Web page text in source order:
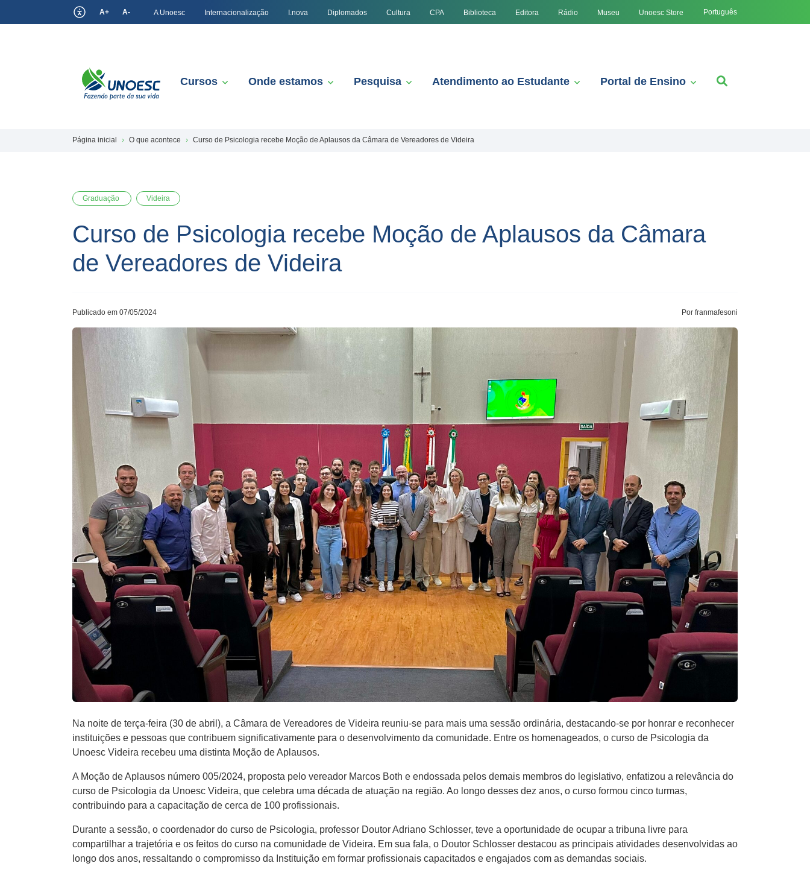
A+ A- A Unoesc Internacionalização I.nova Diplomados Cultura CPA Biblioteca Editora Rádio Museu Unoesc Store Português
Cursos Onde estamos Pesquisa Atendimento ao Estudante Portal de Ensino
Página inicial O que acontece Curso de Psicologia recebe Moção de Aplausos da Câmara de Vereadores de Videira
Graduação Videira
Curso de Psicologia recebe Moção de Aplausos da Câmara
de Vereadores de Videira
Publicado em 07/05/2024 Por franmafesoni
Na noite de terça-feira (30 de abril), a Câmara de Vereadores de Videira reuniu-se para mais uma sessão ordinária, destacando-se por honrar e reconhecer
instituições e pessoas que contribuem significativamente para o desenvolvimento da comunidade. Entre os homenageados, o curso de Psicologia da
Unoesc Videira recebeu uma distinta Moção de Aplausos.
A Moção de Aplausos número 005/2024, proposta pelo vereador Marcos Both e endossada pelos demais membros do legislativo, enfatizou a relevância do
curso de Psicologia da Unoesc Videira, que celebra uma década de atuação na região. Ao longo desses dez anos, o curso formou cinco turmas,
contribuindo para a capacitação de cerca de 100 profissionais.
Durante a sessão, o coordenador do curso de Psicologia, professor Doutor Adriano Schlosser, teve a oportunidade de ocupar a tribuna livre para
compartilhar a trajetória e os feitos do curso na comunidade de Videira. Em sua fala, o Doutor Schlosser destacou as principais atividades desenvolvidas ao
longo dos anos, ressaltando o compromisso da Instituição em formar profissionais capacitados e engajados com as demandas sociais.